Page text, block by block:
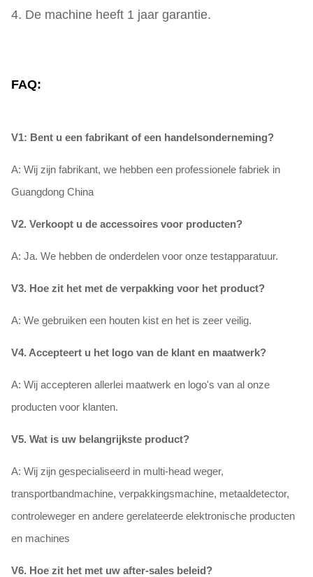
4. De machine heeft 1 jaar garantie.
FAQ:
V1: Bent u een fabrikant of een handelsonderneming?
A: Wij zijn fabrikant, we hebben een professionele fabriek in
Guangdong China
V2. Verkoopt u de accessoires voor producten?
A: Ja. We hebben de onderdelen voor onze testapparatuur.
V3. Hoe zit het met de verpakking voor het product?
A: We gebruiken een houten kist en het is zeer veilig.
V4. Accepteert u het logo van de klant en maatwerk?
A: Wij accepteren allerlei maatwerk en logo's van al onze
producten voor klanten.
V5. Wat is uw belangrijkste product?
A: Wij zijn gespecialiseerd in multi-head weger,
transportbandmachine, verpakkingsmachine, metaaldetector,
controleweger en andere gerelateerde elektronische producten
en machines
V6. Hoe zit het met uw after-sales beleid?